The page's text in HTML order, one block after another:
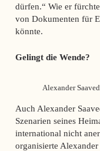
dürfen.“ Wie er
von Dokumenten für
könnte.
Gelingt die Wende?
Alexander
Auch Alexander
Szenarien seines
international nicht
organisierte